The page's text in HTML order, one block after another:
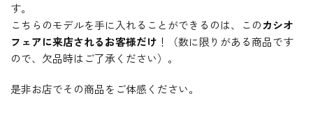
す。
こちらのモデルを手に入れることができるのは、このカシオ
フェアに来店されるお客様だけ ！（数に限りがある商品です
ので、欠品時はご了承ください）。
是非お店でその商品をご体感ください。